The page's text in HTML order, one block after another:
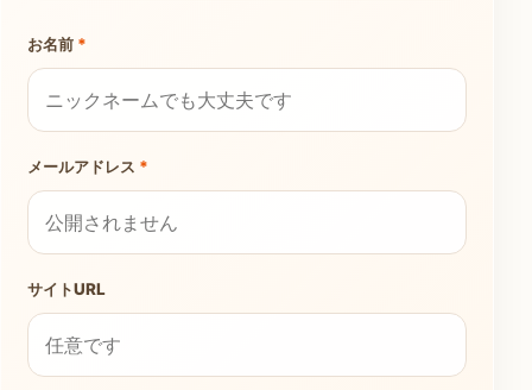
お名前 *
メールアドレス *
サイトURL